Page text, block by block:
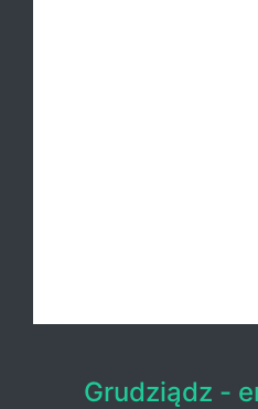
Grudziądz -